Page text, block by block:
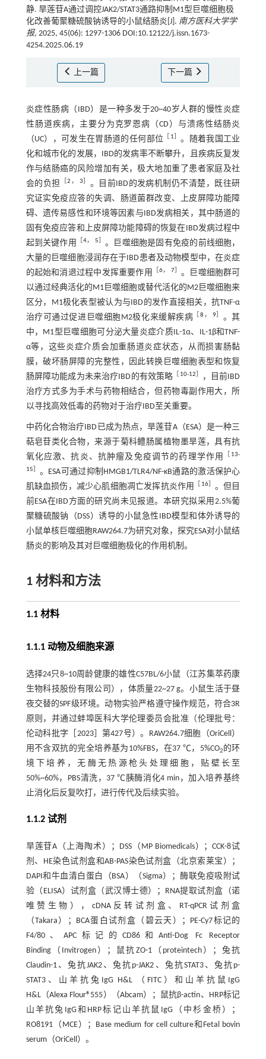
静. 旱莲苷A通过调控JAK2/STAT3通路抑制M1型巨噬细胞极
化改善葡聚糖硫酸钠诱导的小鼠结肠炎[J]. 南方医科大学学
报, 2025, 45(06): 1297-1306 DOI:10.12122/j.issn.1673-
4254.2025.06.19
上一篇 下一篇
炎症性肠病（IBD）是一种多发于20~40岁人群的慢性炎症
性肠道疾病，主要分为克罗恩病（CD）与溃疡性结肠炎
（UC），可发生在胃肠道的任何部位
1
。随着我国工业
化和城市化的发展，IBD的发病率不断攀升，且疾病反复发
作与结肠癌的风险增加有关，极大地加重了患者家庭及社
会的负担 ［2 ， 3
。目前IBD的发病机制仍不清楚，既往研
究证实免疫应答的失调、肠道菌群改变、上皮屏障功能障
碍、遗传易感性和环境等因素与IBD发病相关，其中肠道的
固有免疫应答和上皮屏障功能障碍的恢复在IBD发病过程中
起到关键作用
［4， 5
。巨噬细胞是固有免疫的前线细胞，
大量的巨噬细胞浸润存在于IBD患者及动物模型中，在炎症
的起始和消退过程中发挥重要作用
［6， 7］ 。巨噬细胞群可
以通过经典活化的M1巨噬细胞或替代活化的M2巨噬细胞来
区分，M1极化表型被认为与IBD的发作直接相关，抗TNF-α
治疗可通过促进巨噬细胞M2极化来缓解疾病
8 ， 9］ 。其
中，M1型巨噬细胞可分泌大量炎症介质IL-1α、IL-1β和TNF-
α等，这些炎症介质会加重肠道炎症状态，从而损害肠黏
膜，破坏肠屏障的完整性，因此转换巨噬细胞表型和恢复
肠屏障功能成为未来治疗IBD的有效策略
10-12
，目前IBD
治疗方式多为手术与药物相结合，但药物毒副作用大，所
以寻找高效低毒的药物对于治疗IBD至关重要。
中药化合物治疗IBD已成为热点，旱莲苷A（ESA）是一种三
萜皂苷类化合物，来源于菊科鳢肠属植物墨旱莲，具有抗
氧化应激、抗炎、抗肿瘤及免疫调节的药理学作用
13-
15
。ESA可通过抑制HMGB1/TLR4/NF-κB通路的激活保护心
肌缺血损伤，减少心肌细胞凋亡发挥抗炎作用
16］ 。但目
前ESA在IBD方面的研究尚未见报道。本研究拟采用2.5%葡
聚糖硫酸钠（DSS）诱导的小鼠急性IBD模型和体外诱导的
小鼠单核巨噬细胞RAW264.7为研究对象，探究ESA对小鼠结
肠炎的影响及其对巨噬细胞极化的作用机制。
1 材料和方法
1.1 材料
1.1.1 动物及细胞来源
选择24只8~10周龄健康的雄性C57BL/6小鼠（江苏集萃药康
生物科技股份有限公司），体质量22~27 g。小鼠生活于昼
夜交替的SPF级环境。动物实验严格遵守操作规范，符合3R
原则，并通过蚌埠医科大学伦理委员会批准（伦理批号：
伦动科批字［2023］第427号）。RAW264.7细胞（OriCell）
用不含双抗的完全培养基为10%FBS，在37 ℃，5%CO2 的环
境下培养，无酶无热源枪头处理细胞，贴壁长至
50%~60%，PBS清洗，37 ℃胰酶消化4 min，加入培养基终
止消化后反复吹打，进行传代及后续实验。
1.1.2 试剂
旱莲苷A（上海陶术）；DSS（MP Biomedicals）；CCK-8试
剂、HE染色试剂盒和AB-PAS染色试剂盒（北京索莱宝）；
DAPI和牛血清白蛋白（BSA）（Sigma）；酶联免疫吸附试
验（ELISA）试剂盒（武汉博士德）；RNA提取试剂盒（诺
唯赞生物），cDNA反转试剂盒、RT-qPCR试剂盒
（Takara）；BCA蛋白试剂盒（碧云天）；PE-Cy7标记的
F4/80、APC标记的CD86和Anti-Dog Fc Receptor
Binding（Invitrogen）；鼠抗ZO-1（proteintech）；兔抗
Claudin-1、兔抗JAK2、兔抗p-JAK2、兔抗STAT3、兔抗p-
STAT3、山羊抗兔IgG H&L （FITC）和山羊抗鼠IgG
H&L（Alexa Flour®555）（Abcam）；鼠抗β-actin、HRP标记
山羊抗兔IgG和HRP标记山羊抗鼠IgG（中杉金桥）；
RO8191（MCE）；Base medium for cell culture和Fetal bovin
serum（OriCell）。